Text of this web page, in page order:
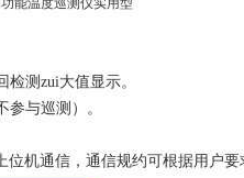
测zui大值显示。
与巡测）。
位机通信，通信规约可根据用户要